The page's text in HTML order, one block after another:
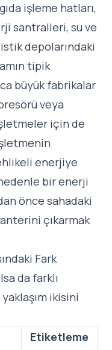
işleme hatları,
santralleri, su ve
depolarındaki
tipik
büyük fabrikalar
veya
için de
enerjiye
bir enerji
önce sahadaki
çıkarmak
Fark
da farklı
ikisini
Etiketleme